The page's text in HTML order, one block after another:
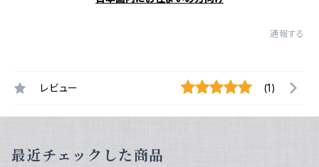
通報する
レビュー (1)
最近チェックした商品